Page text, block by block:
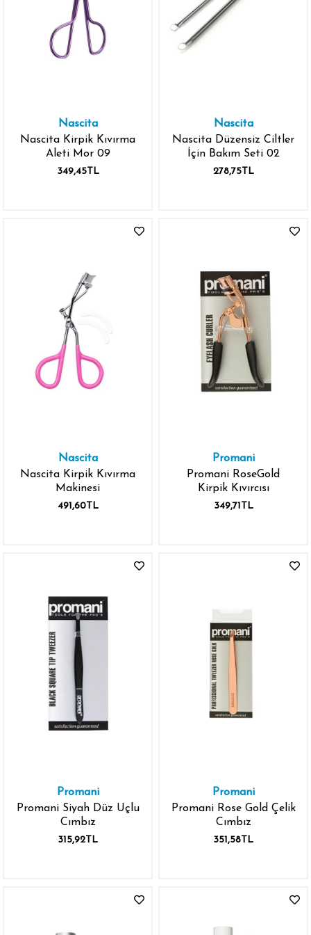
Nascita
Nascita Kirpik Kıvırma
Aleti Mor 09
349,45TL
Nascita
Nascita Düzensiz Ciltler
İçin Bakım Seti 02
278,75TL
Nascita
Nascita Kirpik Kıvırma
Makinesi
491,60TL
Promani
Promani RoseGold
Kirpik Kıvırcısı
349,71TL
Promani
Promani Siyah Düz Uçlu
Cımbız
315,92TL
Promani
Promani Rose Gold Çelik
Cımbız
351,58TL